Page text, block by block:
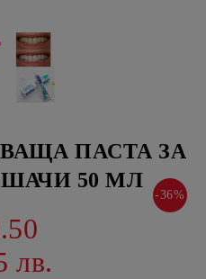
ПАСТА ЗА
50 МЛ
-36%
лв.